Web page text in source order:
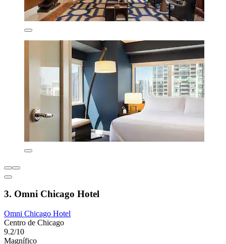
3. Omni Chicago Hotel
Omni Chicago Hotel
Centro de Chicago
9.2/10
Magnífico